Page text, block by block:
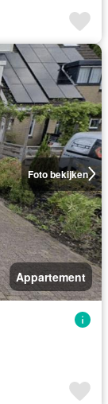
Foto bekijken
Appartement